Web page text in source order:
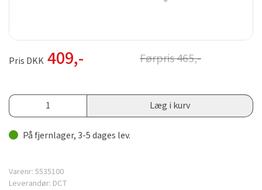
Pris DKK 409,- Førpris465,-
Læg i kurv
På fjernlager, 3-5 dages lev.
Varenr: 5535100
Leverandør: DCT